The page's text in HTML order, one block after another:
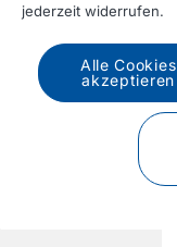
jederzeit widerrufen.
Alle Cookies
akzeptieren